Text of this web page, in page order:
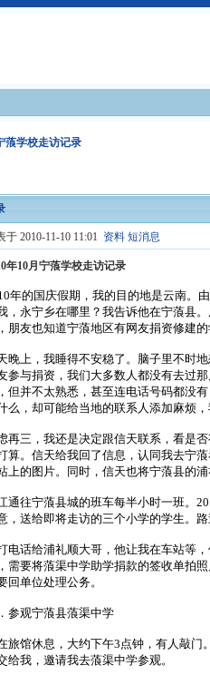
蒗学校走访记录
于 2010-11-10 11:01 资料 短消息
年10月宁蒗学校走访记录
年的国庆假期，我的目的地是云南。
，永宁乡在哪里？我告诉他在宁蒗县
朋友也知道宁蒗地区有网友捐资修建
晚上，我睡得不安稳了。脑子里不时
参与捐资，我们大多数人都没有去过
但并不太熟悉，甚至连电话号码都没
么，却可能给当地的联系人添加麻烦
再三，我还是决定跟信天联系，看是
算。信天给我回了信息，认同我去宁
上的图片。同时，信天也将宁蒗县的
通往宁蒗县城的班车每半小时一班。
，送给即将走访的三个小学的学生。
电话给浦礼顺大哥，他让我在车站等
需要将蒗渠中学助学捐款的签收单拍
回单位处理公务。
参观宁蒗县蒗渠中学
旅馆休息，大约下午3点钟，有人敲门
给我，邀请我去蒗渠中学参观。